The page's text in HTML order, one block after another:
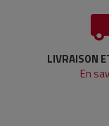
LIVRAISON
En